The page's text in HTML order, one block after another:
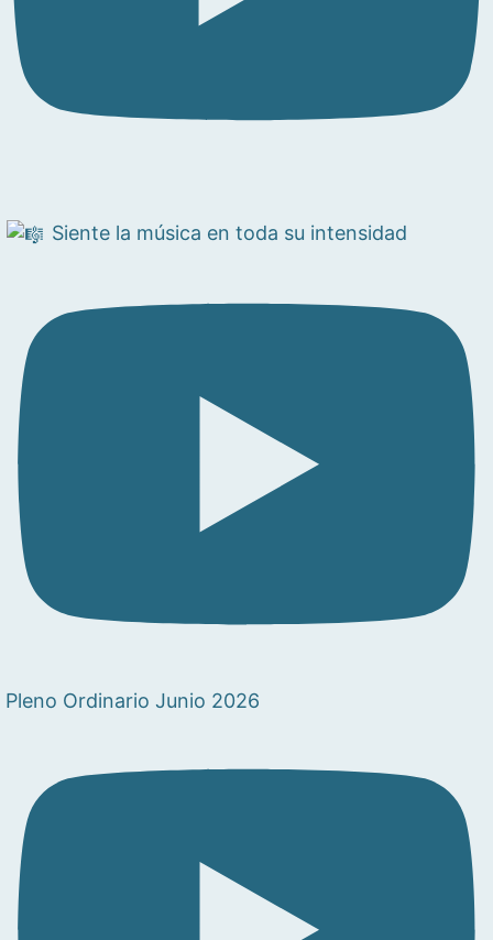
Siente la música en toda su intensidad
Pleno Ordinario Junio 2026